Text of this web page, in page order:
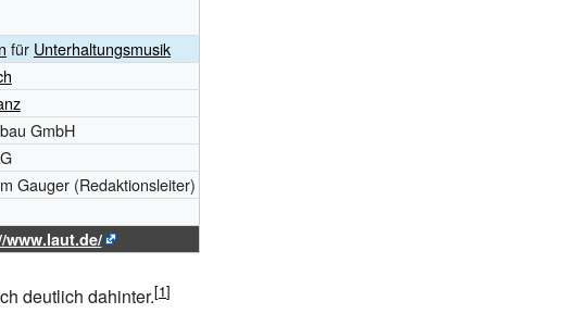
für Unterhaltungsmusik
GmbH
Gauger (Redaktionsleiter)
www.laut.de/
deutlich dahinter.